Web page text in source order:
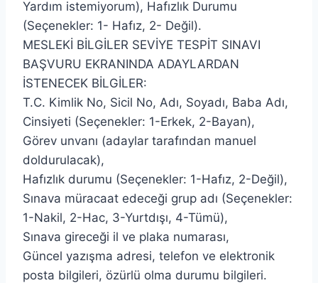
Yardım istemiyorum), Hafızlık Durumu
(Seçenekler: 1- Hafız, 2- Değil).
MESLEKİ BİLGİLER SEVİYE TESPİT SINAVI
BAŞVURU EKRANINDA ADAYLARDAN
İSTENECEK BİLGİLER:
T.C. Kimlik No, Sicil No, Adı, Soyadı, Baba Adı,
Cinsiyeti (Seçenekler: 1-Erkek, 2-Bayan),
Görev unvanı (adaylar tarafından manuel
doldurulacak),
Hafızlık durumu (Seçenekler: 1-Hafız, 2-Değil),
Sınava müracaat edeceği grup adı (Seçenekler:
1-Nakil, 2-Hac, 3-Yurtdışı, 4-Tümü),
Sınava gireceği il ve plaka numarası,
Güncel yazışma adresi, telefon ve elektronik
posta bilgileri, özürlü olma durumu bilgileri.